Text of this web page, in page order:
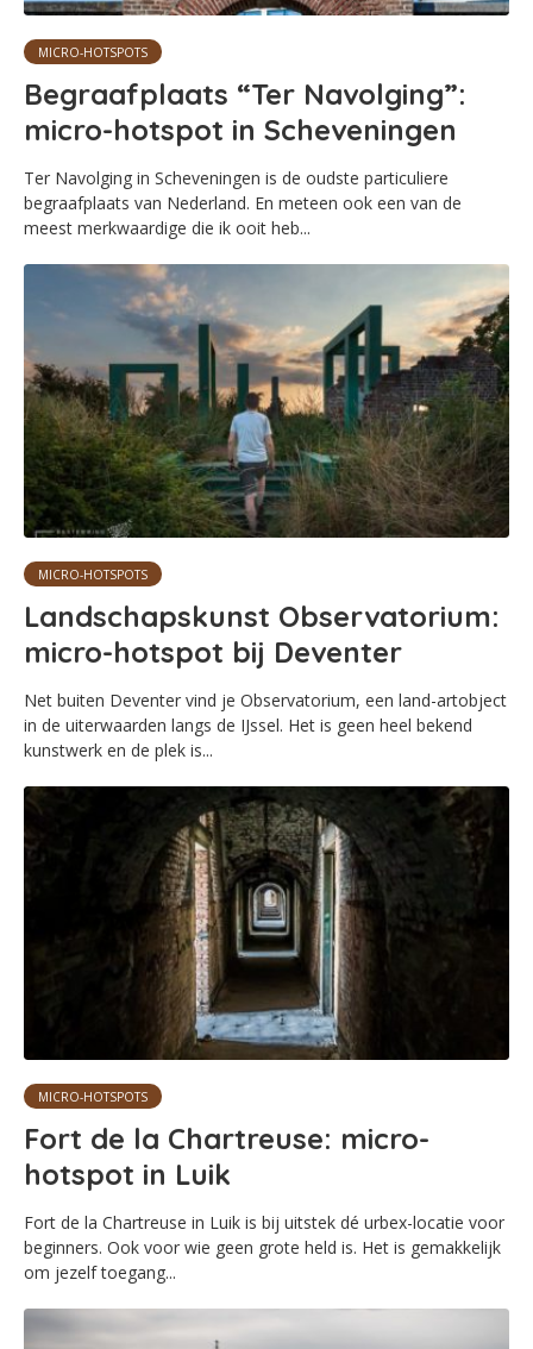
MICRO-HOTSPOTS
Begraafplaats “Ter Navolging”:
micro-hotspot in Scheveningen
Ter Navolging in Scheveningen is de oudste particuliere
begraafplaats van Nederland. En meteen ook een van de
meest merkwaardige die ik ooit heb...
MICRO-HOTSPOTS
Landschapskunst Observatorium:
micro-hotspot bij Deventer
Net buiten Deventer vind je Observatorium, een land-artobject
in de uiterwaarden langs de IJssel. Het is geen heel bekend
kunstwerk en de plek is...
MICRO-HOTSPOTS
Fort de la Chartreuse: micro-
hotspot in Luik
Fort de la Chartreuse in Luik is bij uitstek dé urbex-locatie voor
beginners. Ook voor wie geen grote held is. Het is gemakkelijk
om jezelf toegang...